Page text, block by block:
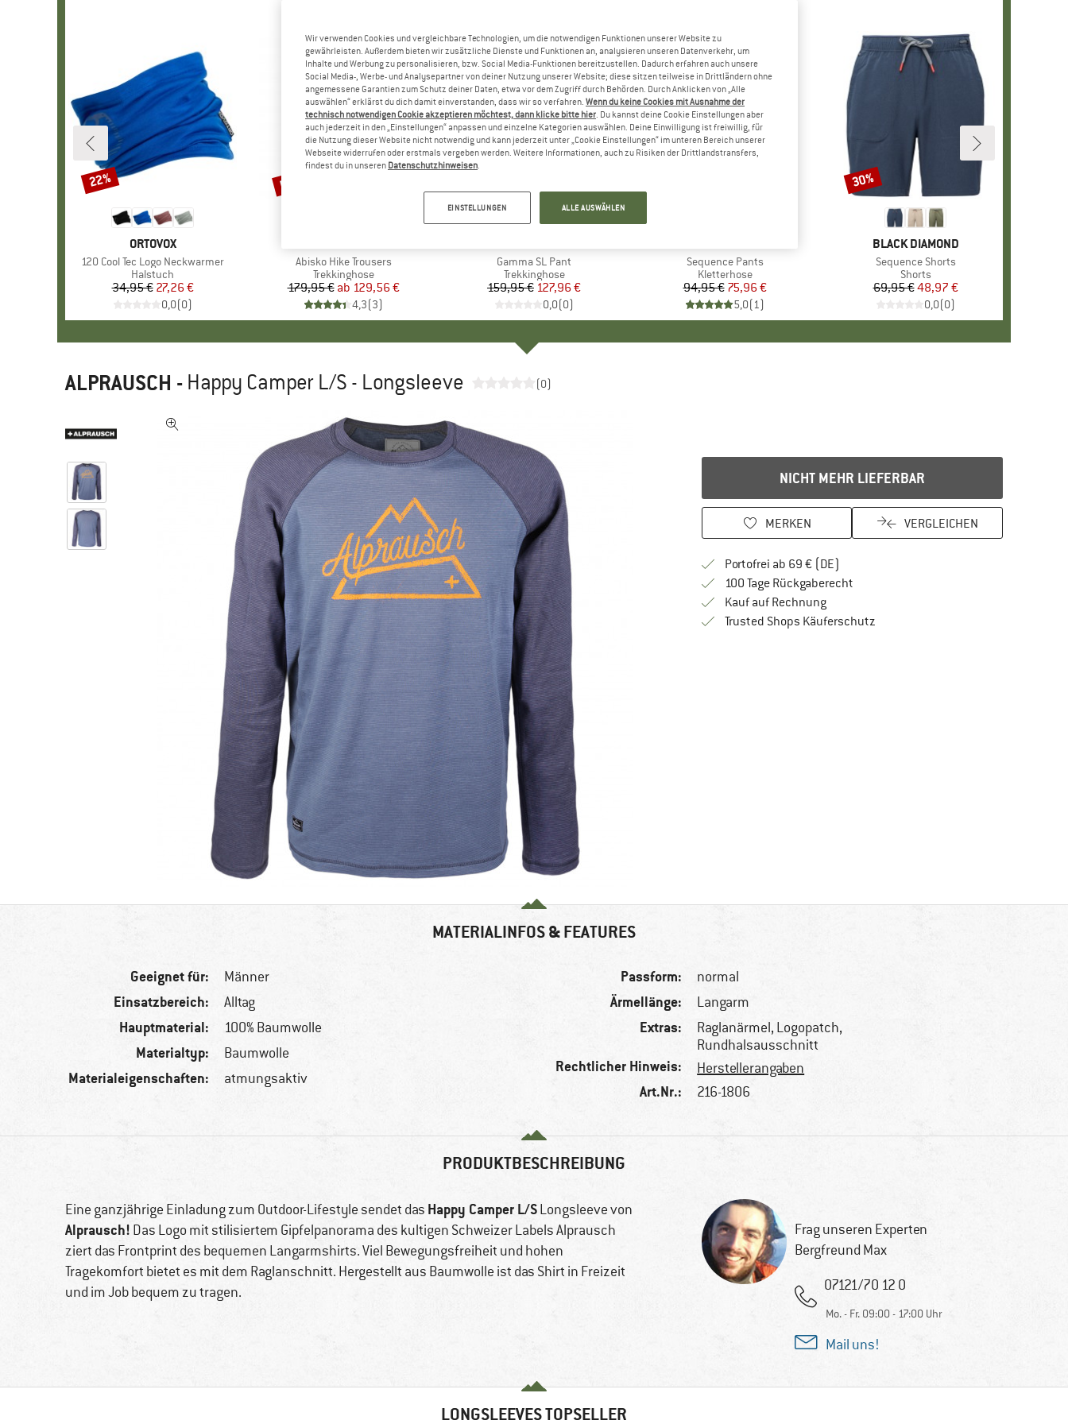
MARKE
ORTOVOX
Artikel
120 Cool Tec Logo Neckwarmer
Produktgruppe
Halstuch
Preis
34,95 €reduzierter Preis
27,26 €
0,0(0)
Rabatt
22%
Artikel
Abisko Hike Trousers
Produktgruppe
Trekkinghose
Preis
179,95 € reduzierter Preis
ab 129,56 €
4,3(3)
Rabatt
bis 28%
Artikel
Gamma SL Pant
Produktgruppe
Trekkinghose
Preis
159,95 €reduzierter Preis
127,96 €
0,0(0)
Artikel
Sequence Pants
Produktgruppe
Kletterhose
Preis
94,95 €reduzierter Preis
75,96 €
5,0(1)
MARKE
BLACK DIAMOND
Artikel
Sequence Shorts
Produktgruppe
Shorts
Preis
69,95 €reduzierter Preis
48,97 €
0,0(0)
Rabatt
30%
ALPRAUSCH - Happy Camper L/S - Longsleeve (0)
NICHT MEHR LIEFERBAR
MERKEN VERGLEICHEN
Portofrei ab 69 € (DE)
100 Tage RückgaberechtGehe hier zu den Rückgabe-Richtlinien
Kauf auf RechnungFinde die Zahlungs-Infos hier! Öffnet sich in
Trusted Shops KäuferschutzFinde alle Infos hier!
MATERIALINFOS & FEATURES
Geeignet für: Männer
Einsatzbereich: Alltag
Hauptmaterial: 100% Baumwolle
Materialtyp: Baumwolle
Materialeigenschaften: atmungsaktiv
Passform: normal
Ärmellänge: Langarm
Extras:
Raglanärmel, Logopatch,
Rundhalsausschnitt
Rechtlicher Hinweis: Herstellerangaben
Art.Nr.: 216-1806
PRODUKTBESCHREIBUNG
Eine ganzjährige Einladung zum Outdoor-Lifestyle sendet das Happy Camper L/SLongsleeve von
Alprausch! Das Logo mit stilisiertem Gipfelpanorama des kultigen Schweizer Labels Alprausch
ziert das Frontprint des bequemen Langarmshirts. Viel Bewegungsfreiheit und hohen
Tragekomfort bietet es mit dem Raglanschnitt. Hergestellt aus Baumwolle ist das Shirt in Freizeit
und im Job bequem zu tragen.
Frag unseren Experten
Bergfreund Max
07121/70 12 0
Mo. - Fr. 09:00 - 17:00 Uhr
Mail uns!
LONGSLEEVES TOPSELLER
Wir verwenden Cookies und vergleichbare Technologien, um die notwendigen Funktionen unserer Website zu
gewährleisten. Außerdem bieten wir zusätzliche Dienste und Funktionen an, analysieren unseren Datenverkehr, um
Inhalte und Werbung zu personalisieren, bzw. Social Media-Funktionen bereitzustellen. Dadurch erfahren auch unsere
Social Media-, Werbe- und Analysepartner von deiner Nutzung unserer Website; diese sitzen teilweise in Drittländern ohne
angemessene Garantien zum Schutz deiner Daten, etwa vor dem Zugriff durch Behörden. Durch Anklicken von „Alle
auswählen“ erklärst du dich damit einverstanden, dass wir so verfahren. Wenn du keine Cookies mit Ausnahme der
technisch notwendigen Cookie akzeptieren möchtest, dann klicke bitte hier. Du kannst deine Cookie Einstellungen aber
auch jederzeit in den „Einstellungen“ anpassen und einzelne Kategorien auswählen. Deine Einwilligung ist freiwillig, für
die Nutzung dieser Website nicht notwendig und kann jederzeit unter „Cookie Einstellungen“ im unteren Bereich unserer
Webseite widerrufen oder erstmals vergeben werden. Weitere Informationen, auch zu Risiken der Drittlandstransfers,
findest du in unseren Datenschutzhinweisen.
EINSTELLUNGEN ALLE AUSWÄHLEN